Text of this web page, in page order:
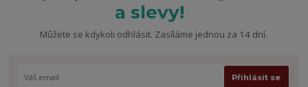
a slevy!
Můžete se kdykoli odhlásit. Zasíláme jednou za 14 dní.
Přihlásit se